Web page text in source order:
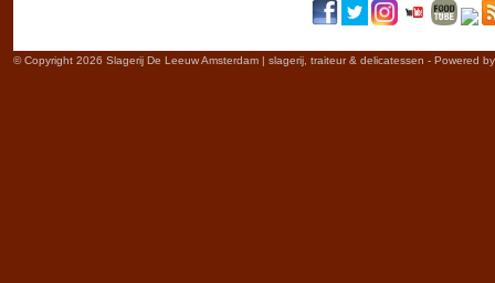
© Copyright 2026 Slagerij De Leeuw Amsterdam | slagerij, traiteur & delicatessen - Powered